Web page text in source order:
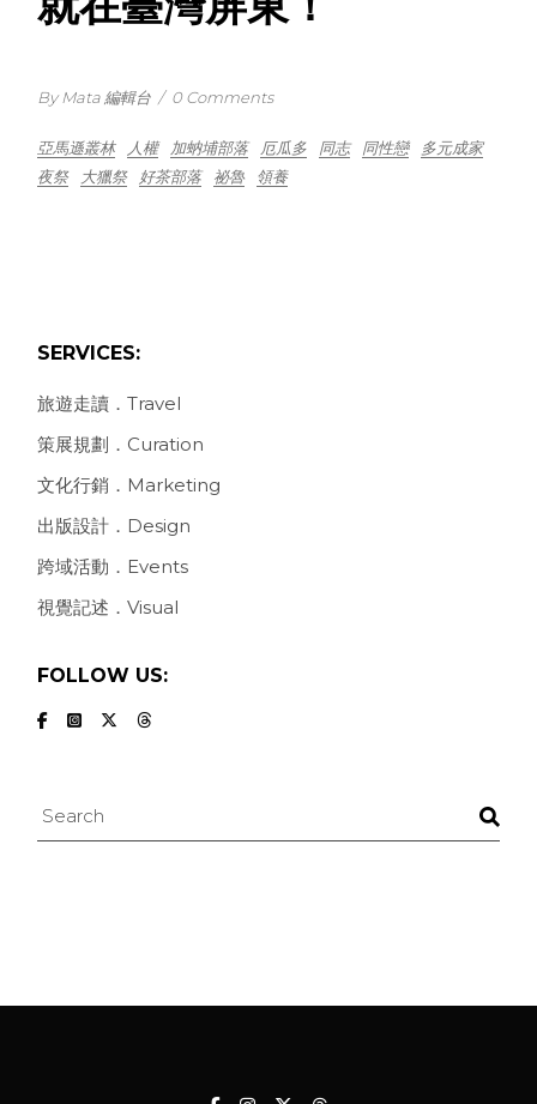
By Mata 編輯台 / 0 Comments
亞馬遜叢林 人權 加蚋埔部落 厄瓜多 同志 同性戀
多元成家
夜祭
大獵祭 好茶部落 祕魯 領養
SERVICES:
旅遊走讀．Travel
策展規劃．Curation
文化行銷．Marketing
出版設計．Design
跨域活動．Events
視覺記述．Visual
FOLLOW US:
Search